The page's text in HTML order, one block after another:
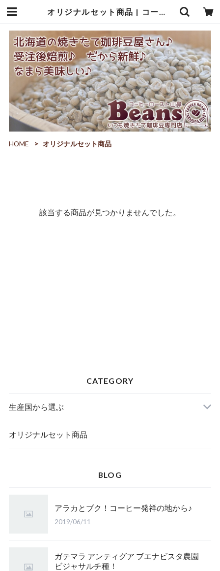
オリジナルセット商品 | コーヒーロースト山鼻Beans
HOME オリジナルセット商品
該当する商品が見つかりませんでした。
CATEGORY
生産国から選ぶ
オリジナルセット商品
BLOG
アラカとブク！コーヒー発祥の地から♪
2019/06/11
ガテマラ アンティグア ブエナビスタ農園
ビジャサルチ種！